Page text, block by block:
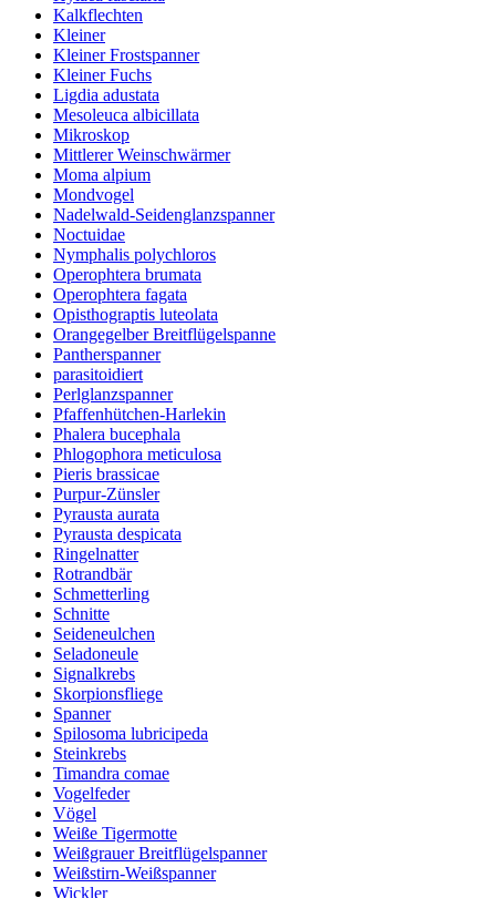
Kalkflechten
Kleiner
Kleiner Frostspanner
Kleiner Fuchs
Ligdia adustata
Mesoleuca albicillata
Mikroskop
Mittlerer Weinschwärmer
Moma alpium
Mondvogel
Nadelwald-Seidenglanzspanner
Noctuidae
Nymphalis polychloros
Operophtera brumata
Operophtera fagata
Opisthograptis luteolata
Orangegelber Breitflügelspanne
Pantherspanner
parasitoidiert
Perlglanzspanner
Pfaffenhütchen-Harlekin
Phalera bucephala
Phlogophora meticulosa
Pieris brassicae
Purpur-Zünsler
Pyrausta aurata
Pyrausta despicata
Ringelnatter
Rotrandbär
Schmetterling
Schnitte
Seideneulchen
Seladoneule
Signalkrebs
Skorpionsfliege
Spanner
Spilosoma lubricipeda
Steinkrebs
Timandra comae
Vogelfeder
Vögel
Weiße Tigermotte
Weißgrauer Breitflügelspanner
Weißstirn-Weißspanner
Wickler